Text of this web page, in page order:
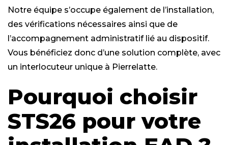
Notre équipe s’occupe également de l’installation,
des vérifications nécessaires ainsi que de
l’accompagnement administratif lié au dispositif.
Vous bénéficiez donc d’une solution complète, avec
un interlocuteur unique à Pierrelatte.
Pourquoi choisir
STS26 pour votre